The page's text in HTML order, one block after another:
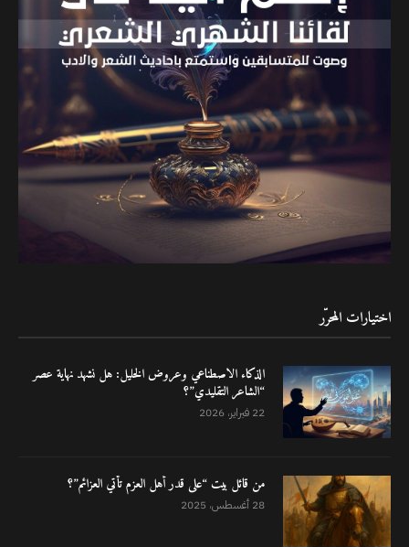
اختيارات المحرّر
الذكاء الاصطناعي وعروض الخليل: هل نشهد نهاية عصر
“الشاعر التقليدي”؟
22 فبراير، 2026
من قائل بيت “على قدر أهل العزم تأتي العزائم”؟
28 أغسطس، 2025